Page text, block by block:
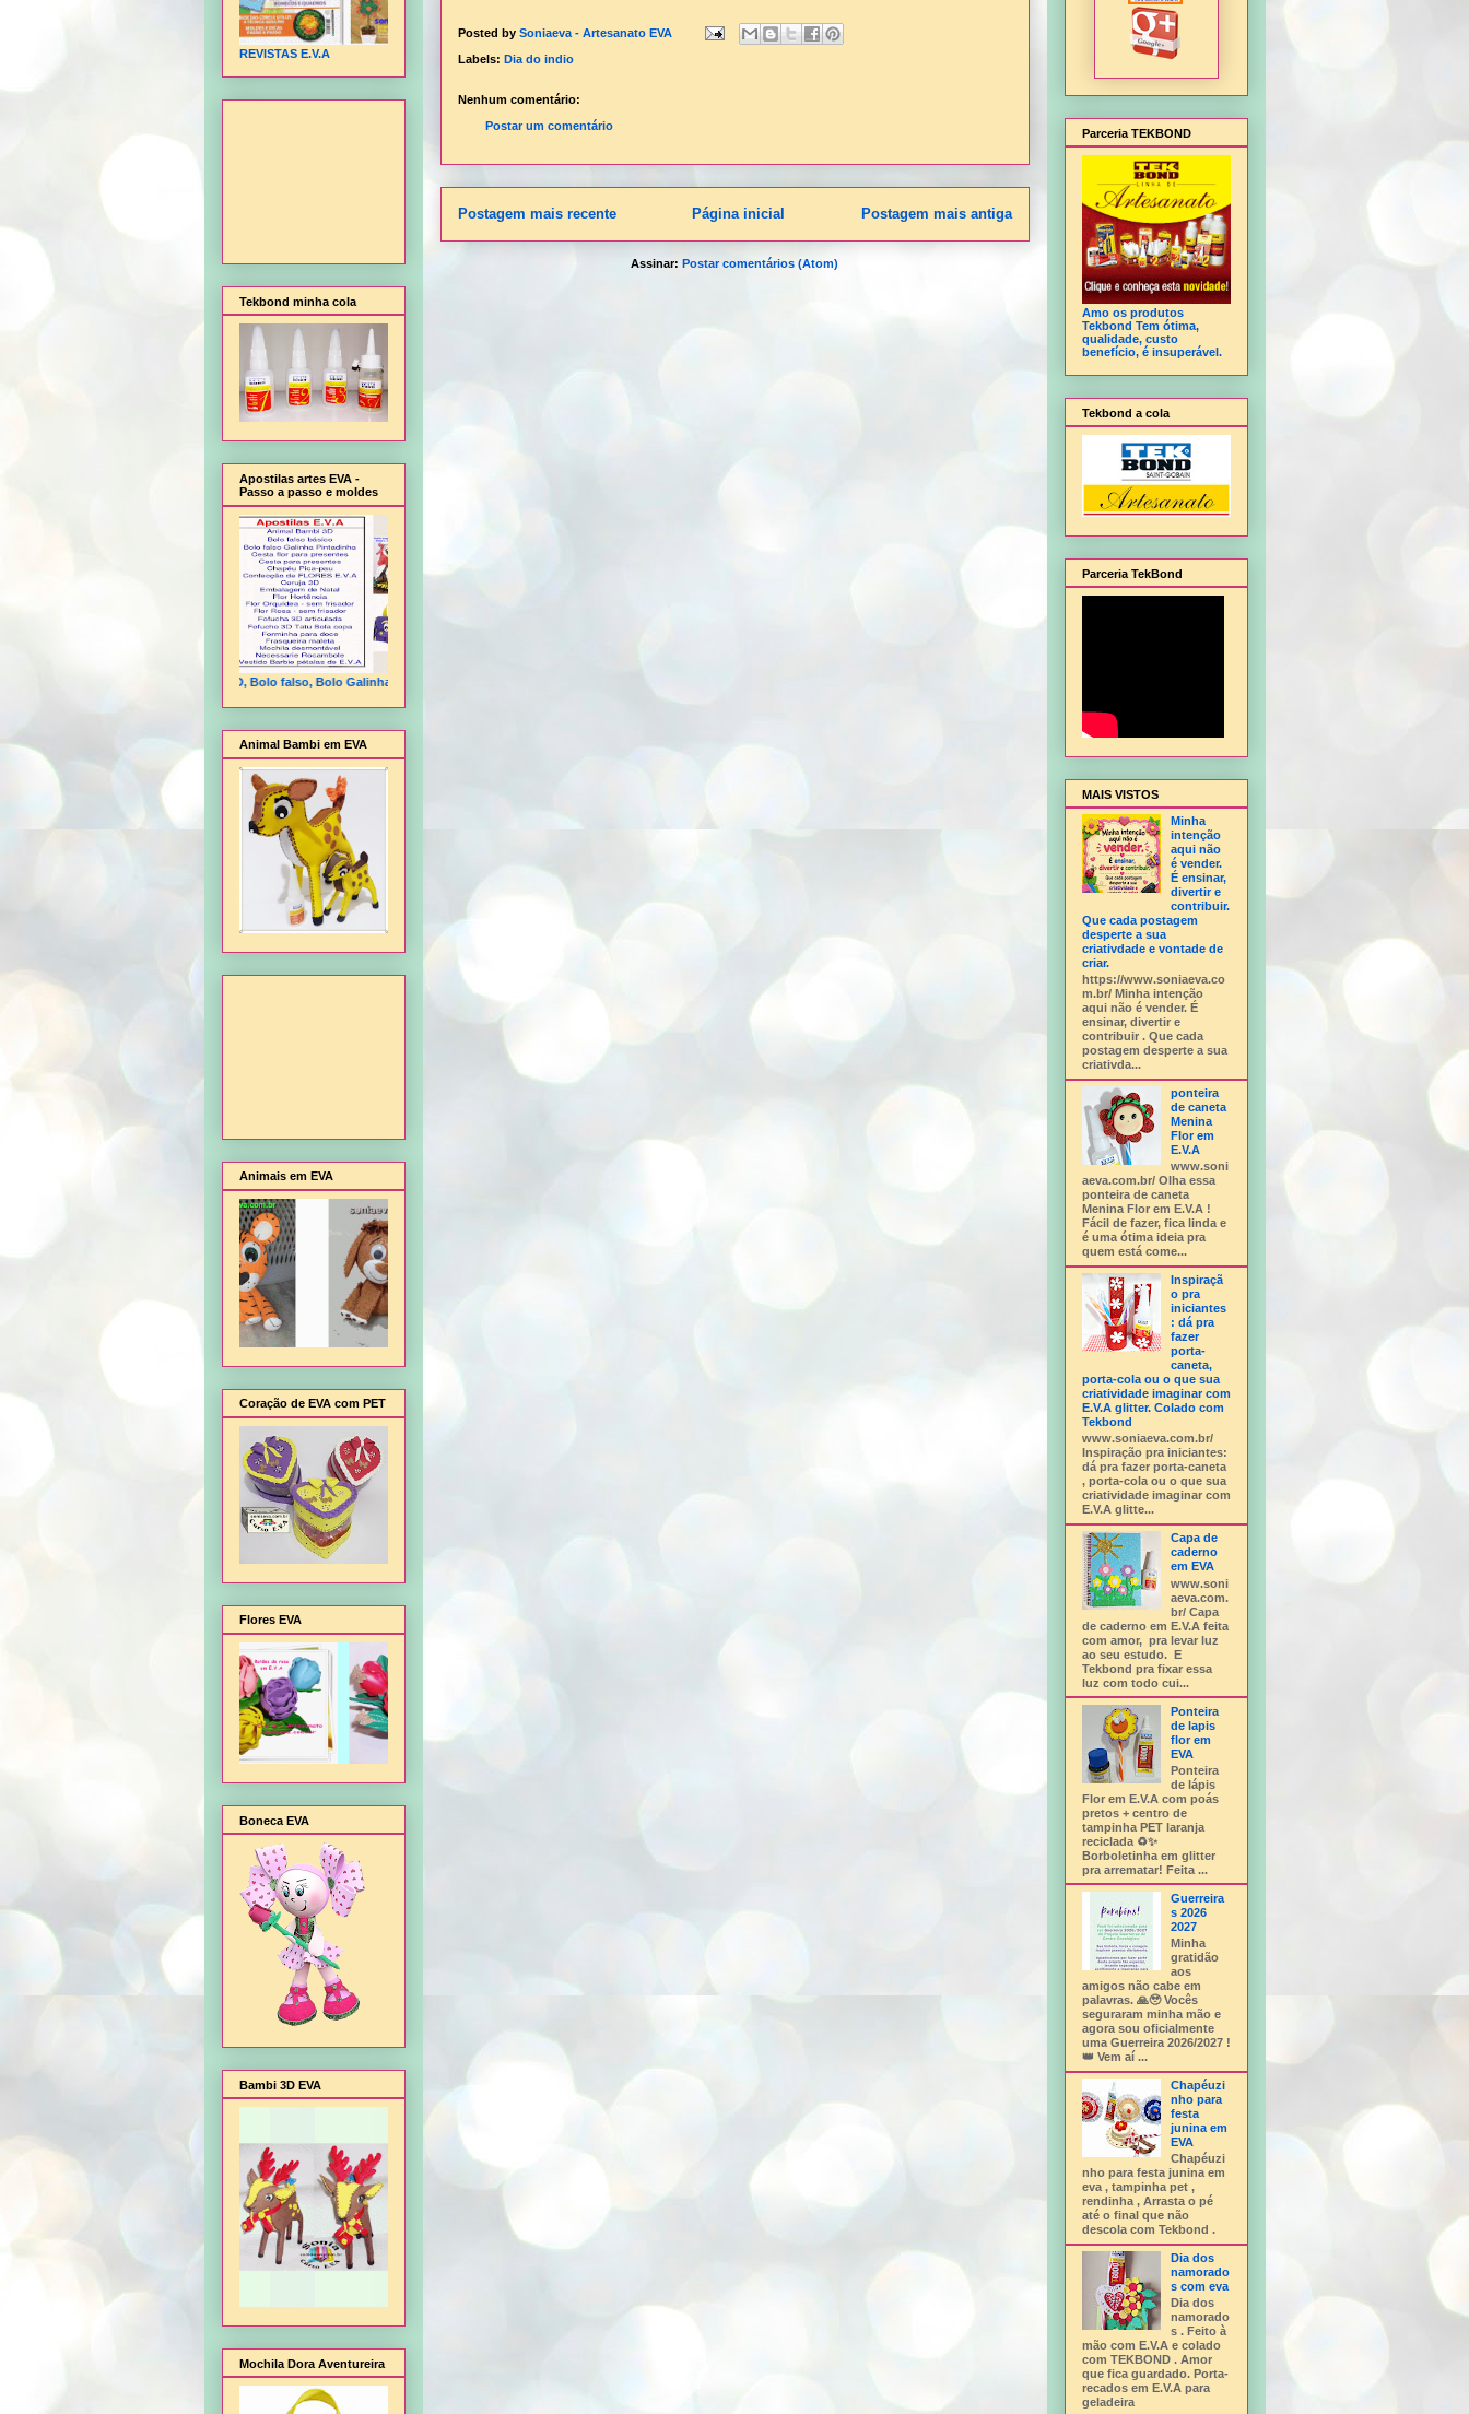
Posted by Soniaeva - Artesanato EVA
Labels: Dia do indio
Nenhum comentário:
Postar um comentário
Postagem mais recente Postagem mais antiga
Página inicial
Assinar: Postar comentários (Atom)
REVISTAS E.V.A
Tekbond minha cola
Apostilas artes EVA -
Passo a passo e moldes
Animal Bambi 3D, Bolo falso, Bolo Galinha Pintadinha, Cesta flor, Cesta para presentes, Chapéu Pica-pau, Confecção de FLORES E.V.A, Coruja 3D, Embalagem de Natal, Flor Hortência, Flor Orquídea - sem frisador, Flor Rosa -
Animal Bambi em EVA
Animais em EVA
Coração de EVA com PET
Flores EVA
Boneca EVA
Bambi 3D EVA
Mochila Dora Aventureira
Parceria TEKBOND
Amo os produtos
Tekbond Tem ótima,
qualidade, custo
benefício, é insuperável.
Tekbond a cola
Parceria TekBond
MAIS VISTOS
Minha
intenção
aqui não
é vender.
É ensinar,
divertir e
contribuir.
Que cada postagem
desperte a sua
criativdade e vontade de
criar.
https://www.soniaeva.co
m.br/ Minha intenção
aqui não é vender. É
ensinar, divertir e
contribuir . Que cada
postagem desperte a sua
criativda...
ponteira
de caneta
Menina
Flor em
E.V.A
www.soni
aeva.com.br/ Olha essa
ponteira de caneta
Menina Flor em E.V.A !
Fácil de fazer, fica linda e
é uma ótima ideia pra
quem está come...
Inspiraçã
o pra
iniciantes
: dá pra
fazer
porta-
caneta,
porta-cola ou o que sua
criatividade imaginar com
E.V.A glitter. Colado com
Tekbond
www.soniaeva.com.br/
Inspiração pra iniciantes:
dá pra fazer porta-caneta
, porta-cola ou o que sua
criatividade imaginar com
E.V.A glitte...
Capa de
caderno
em EVA
www.soni
aeva.com.
br/ Capa
de caderno em E.V.A feita
com amor, pra levar luz
ao seu estudo. E
Tekbond pra fixar essa
luz com todo cui...
Ponteira
de lapis
flor em
EVA
Ponteira
de lápis
Flor em E.V.A com poás
pretos + centro de
tampinha PET laranja
reciclada ♻️✨
Borboletinha em glitter
pra arrematar! Feita ...
Guerreira
s 2026
2027
Minha
gratidão
aos
amigos não cabe em
palavras. 🙏🥹 Vocês
seguraram minha mão e
agora sou oficialmente
uma Guerreira 2026/2027 !
👑 Vem aí ...
Chapéuzi
nho para
festa
junina em
EVA
Chapéuzi
nho para festa junina em
eva , tampinha pet ,
rendinha , Arrasta o pé
até o final que não
descola com Tekbond .
Dia dos
namorado
s com eva
Dia dos
namorado
s . Feito à
mão com E.V.A e colado
com TEKBOND . Amor
que fica guardado. Porta-
recados em E.V.A para
geladeira